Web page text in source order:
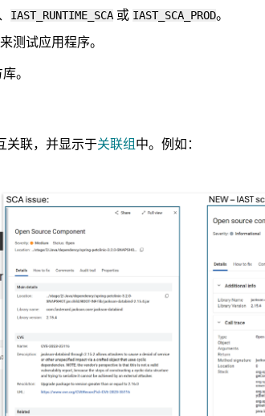
IAST_RUNTIME_SCA或 IAST_SCA_PROD。
测试应用程序。
。
关联，并显示于关联组中。例如：